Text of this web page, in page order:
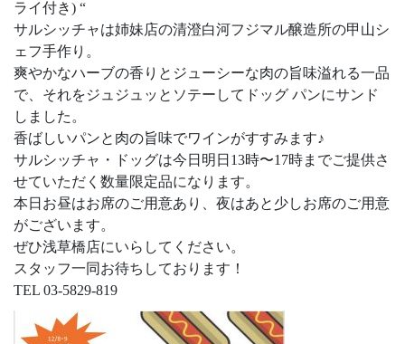
ライ付き) “
サルシッチャは姉妹店の清澄白河フジマル醸造所の甲山シ
ェフ手作り。
爽やかなハーブの香りとジューシーな肉の旨味溢れる一品
で、それをジュジュッとソテーしてドッグ パンにサンド
しました。
香ばしいパンと肉の旨味でワインがすすみます♪
サルシッチャ・ドッグは今日明日13時〜17時までご提供さ
せていただく数量限定品になります。
本日お昼はお席のご用意あり、夜はあと少しお席のご用意
がございます。
ぜひ浅草橋店にいらしてください。
スタッフ一同お待ちしております！
TEL 03-5829-819